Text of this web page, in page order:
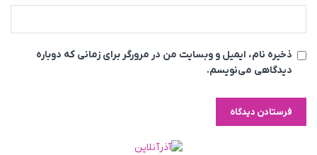
ذخیره نام، ایمیل و وبسایت من در مرورگر برای زمانی که دوباره
دیدگاهی می‌نویسم.